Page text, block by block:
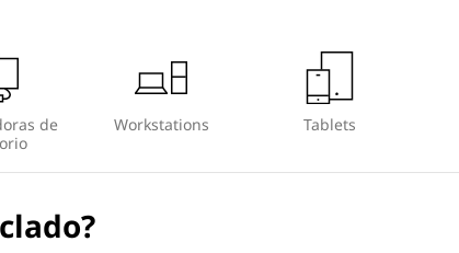
de
Workstations Tablets